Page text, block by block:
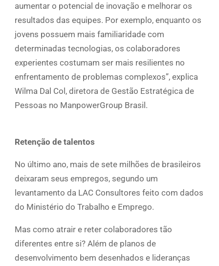
aumentar o potencial de inovação e melhorar os
resultados das equipes. Por exemplo, enquanto os
jovens possuem mais familiaridade com
determinadas tecnologias, os colaboradores
experientes costumam ser mais resilientes no
enfrentamento de problemas complexos”, explica
Wilma Dal Col, diretora de Gestão Estratégica de
Pessoas no ManpowerGroup Brasil.
Retenção de talentos
No último ano, mais de sete milhões de brasileiros
deixaram seus empregos, segundo um
levantamento da LAC Consultores feito com dados
do Ministério do Trabalho e Emprego.
Mas como atrair e reter colaboradores tão
diferentes entre si? Além de planos de
desenvolvimento bem desenhados e lideranças